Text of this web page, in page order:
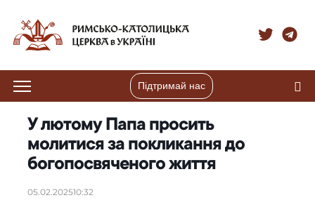
Підтримай нас
У лютому Папа просить
молитися за покликання до
богопосвяченого життя
05.02.202510:32